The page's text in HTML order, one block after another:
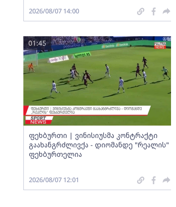
2026/08/07 14:00
ფეხბურთი | ვინისიუსმა კონტრაქტი
გაახანგრძლივქა - დიომანდე "რეალის"
ფეხბურთელია
01:45
2026/08/07 12:01